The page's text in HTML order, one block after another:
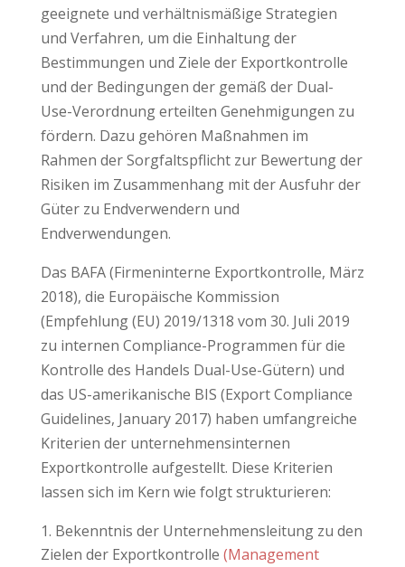
geeignete und verhältnismäßige Strategien
und Verfahren, um die Einhaltung der
Bestimmungen und Ziele der Exportkontrolle
und der Bedingungen der gemäß der Dual-
Use-Verordnung erteilten Genehmigungen zu
fördern. Dazu gehören Maßnahmen im
Rahmen der Sorgfaltspflicht zur Bewertung der
Risiken im Zusammenhang mit der Ausfuhr der
Güter zu Endverwendern und
Endverwendungen.
Das BAFA (Firmeninterne Exportkontrolle, März
2018), die Europäische Kommission
(Empfehlung (EU) 2019/1318 vom 30. Juli 2019
zu internen Compliance-Programmen für die
Kontrolle des Handels Dual-Use-Gütern) und
das US-amerikanische BIS (Export Compliance
Guidelines, January 2017) haben umfangreiche
Kriterien der unternehmensinternen
Exportkontrolle aufgestellt. Diese Kriterien
lassen sich im Kern wie folgt strukturieren:
Bekenntnis der Unternehmensleitung zu den
Zielen der Exportkontrolle (Management